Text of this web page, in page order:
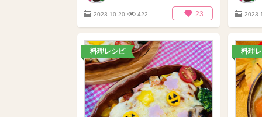
2023.10.20 422 23
料理レシピ 料理